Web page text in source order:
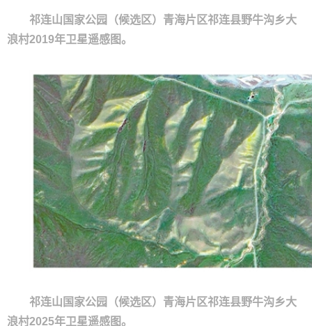
祁连山国家公园（候选区）青海片区祁连县野牛沟乡大
浪村2019年卫星遥感图。
祁连山国家公园（候选区）青海片区祁连县野牛沟乡大
浪村2025年卫星遥感图。